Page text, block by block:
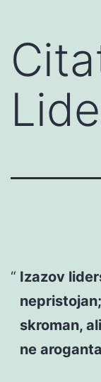
Izazov
skroman,
ne